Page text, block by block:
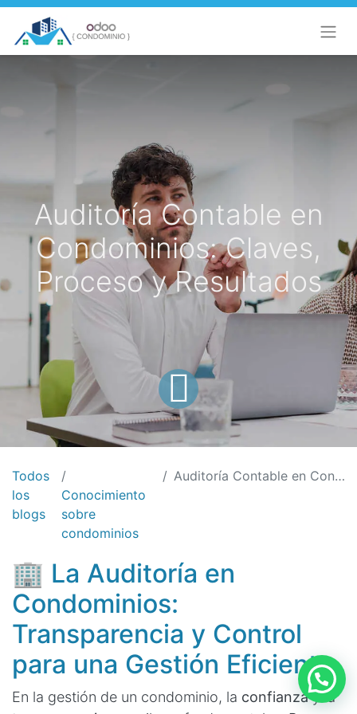
Auditoría Contable en
Condominios: Claves,
Proceso y Resultados
Todos
los
blogs
Conocimiento
sobre
condominios
Auditoría Contable en Condominios: Claves, Proceso y Resultados
🏢 La Auditoría en
Condominios:
Transparencia y Control
para una Gestión Eficiente
En la gestión de un condominio, la confianzay la